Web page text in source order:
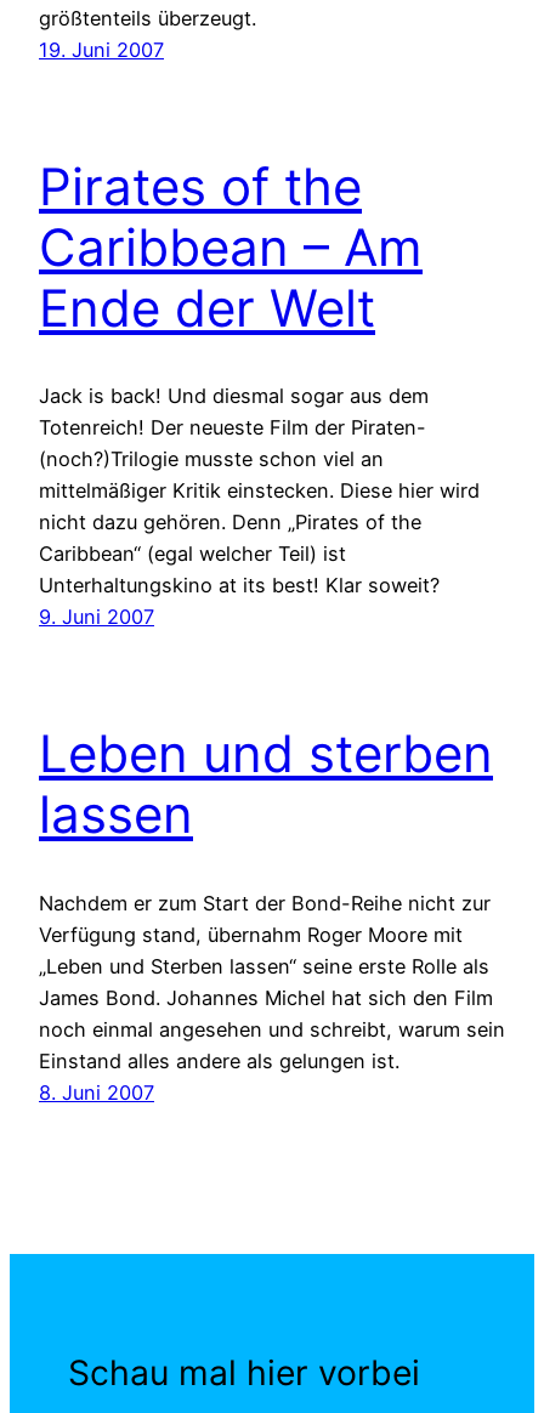
größtenteils überzeugt.
19. Juni 2007
Pirates of the
Caribbean – Am
Ende der Welt
Jack is back! Und diesmal sogar aus dem
Totenreich! Der neueste Film der Piraten-
(noch?)Trilogie musste schon viel an
mittelmäßiger Kritik einstecken. Diese hier wird
nicht dazu gehören. Denn „Pirates of the
Caribbean“ (egal welcher Teil) ist
Unterhaltungskino at its best! Klar soweit?
9. Juni 2007
Leben und sterben
lassen
Nachdem er zum Start der Bond-Reihe nicht zur
Verfügung stand, übernahm Roger Moore mit
„Leben und Sterben lassen“ seine erste Rolle als
James Bond. Johannes Michel hat sich den Film
noch einmal angesehen und schreibt, warum sein
Einstand alles andere als gelungen ist.
8. Juni 2007
Schau mal hier vorbei